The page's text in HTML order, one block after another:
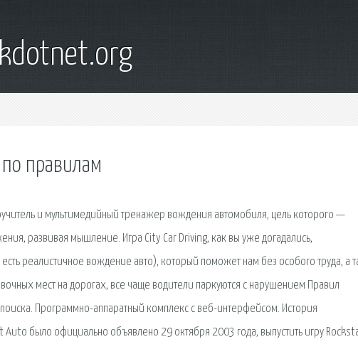
правилам
и мультимедийный тренажер вождения автомобиля, цель которого —
развивая мышление. Игра City Car Driving, как вы уже догадались,
реалистичное вождение авто), который поможет нам без особого труда, а
мест на дорогах, все чаще водители паркуются с нарушением Правил
Программно-аппаратный комплекс с веб-интерфейсом. История
было официально объявлено 29 октября 2003 года, выпустить игру